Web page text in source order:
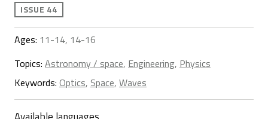
ISSUE 44
Ages: 11-14, 14-16
Topics: Astronomy / space, Engineering, Physics
Keywords: Optics, Space, Waves